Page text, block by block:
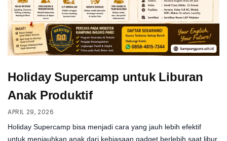
Holiday Supercamp untuk Liburan
Anak Produktif
APRIL 29, 2026
Holiday Supercamp bisa menjadi cara yang jauh lebih efektif
untuk menjauhkan anak dari kebiasaan gadget berlebih saat libur,